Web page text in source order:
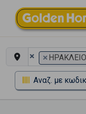
× ×
Αναζ. με